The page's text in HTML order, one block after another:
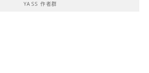
YASS 作者群